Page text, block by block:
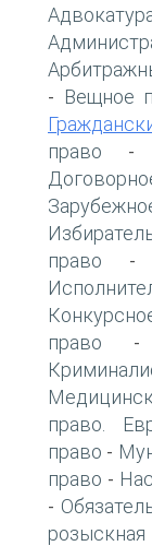
- Вещное
право -
право -
право
право.
право -
право -
-
розыскная